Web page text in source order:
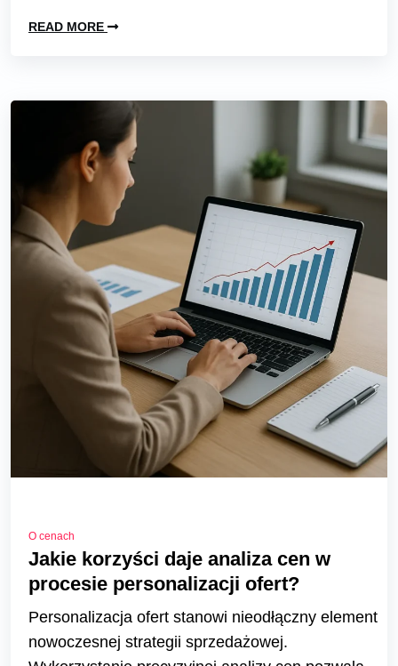
READ MORE
O cenach
Jakie korzyści daje analiza cen w
procesie personalizacji ofert?
Personalizacja ofert stanowi nieodłączny element
nowoczesnej strategii sprzedażowej.